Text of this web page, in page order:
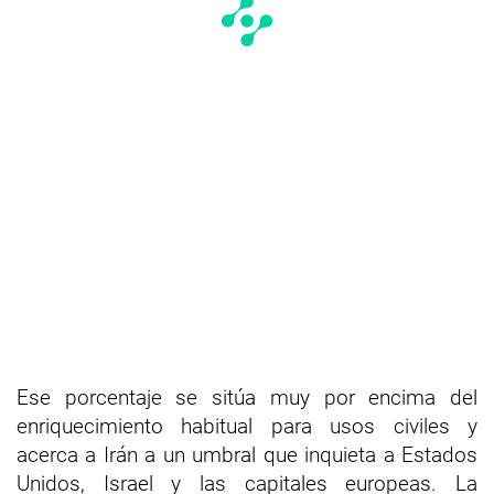
Ese porcentaje se sitúa muy por encima del
enriquecimiento habitual para usos civiles y
acerca a Irán a un umbral que inquieta a Estados
Unidos, Israel y las capitales europeas. La